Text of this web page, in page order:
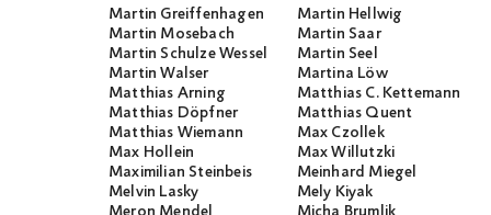
Martin Greiffenhagen
Martin Hellwig
Martin Mosebach
Martin Saar
Martin Schulze Wessel
Martin Seel
Martin Walser
Martina Löw
Matthias Arning
Matthias C. Kettemann
Matthias Döpfner
Matthias Quent
Matthias Wiemann
Max Czollek
Max Hollein
Max Willutzki
Maximilian Steinbeis
Meinhard Miegel
Melvin Lasky
Mely Kiyak